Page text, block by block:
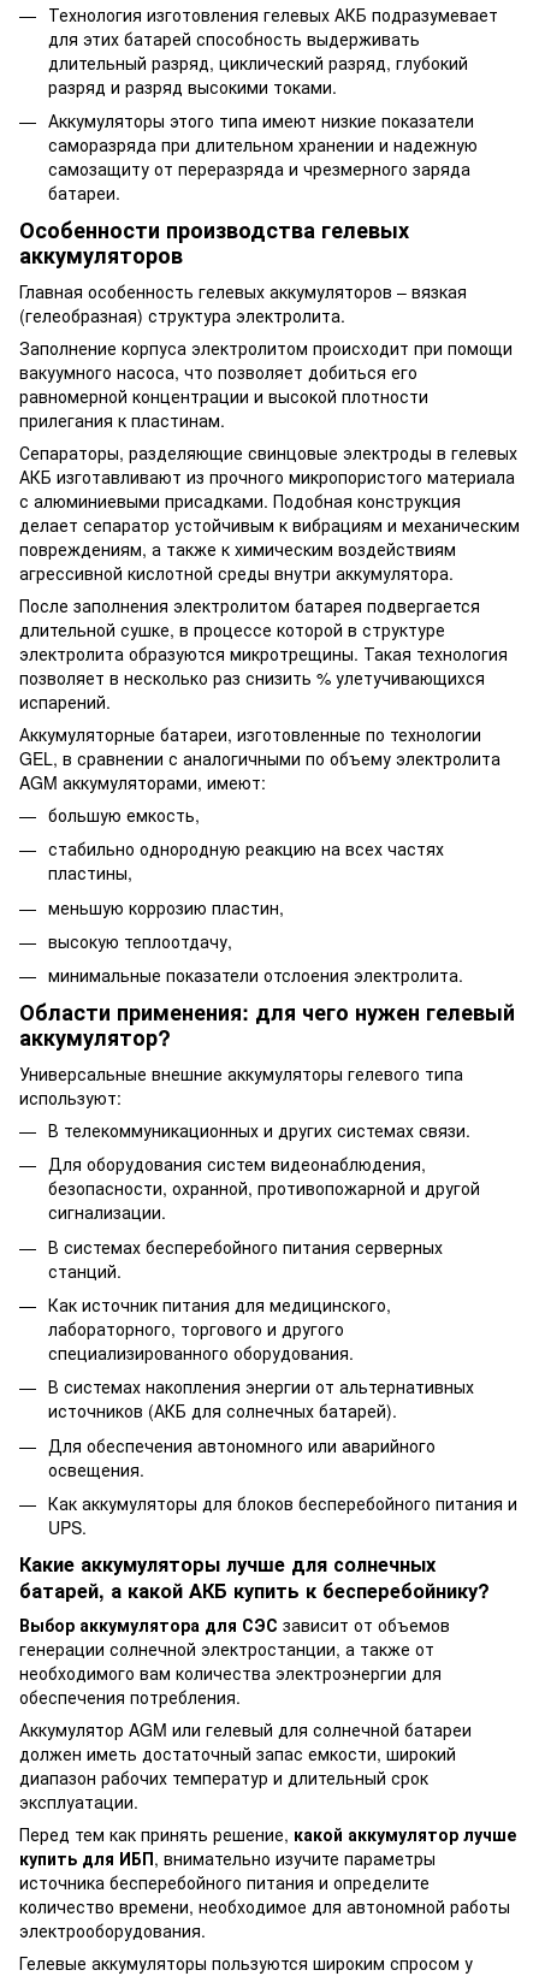
Технология изготовления гелевых АКБ подразумевает
для этих батарей способность выдерживать
длительный разряд, циклический разряд, глубокий
разряд и разряд высокими токами.
Аккумуляторы этого типа имеют низкие показатели
саморазряда при длительном хранении и надежную
самозащиту от переразряда и чрезмерного заряда
батареи.
Особенности производства гелевых
аккумуляторов
Главная особенность гелевых аккумуляторов – вязкая
(гелеобразная) структура электролита.
Заполнение корпуса электролитом происходит при помощи
вакуумного насоса, что позволяет добиться его
равномерной концентрации и высокой плотности
прилегания к пластинам.
Сепараторы, разделяющие свинцовые электроды в гелевых
АКБ изготавливают из прочного микропористого материала
с алюминиевыми присадками. Подобная конструкция
делает сепаратор устойчивым к вибрациям и механическим
повреждениям, а также к химическим воздействиям
агрессивной кислотной среды внутри аккумулятора.
После заполнения электролитом батарея подвергается
длительной сушке, в процессе которой в структуре
электролита образуются микротрещины. Такая технология
позволяет в несколько раз снизить % улетучивающихся
испарений.
Аккумуляторные батареи, изготовленные по технологии
GEL, в сравнении с аналогичными по объему электролита
AGM аккумуляторами, имеют:
большую емкость,
стабильно однородную реакцию на всех частях
пластины,
меньшую коррозию пластин,
высокую теплоотдачу,
минимальные показатели отслоения электролита.
Области применения: для чего нужен гелевый
аккумулятор?
Универсальные внешние аккумуляторы гелевого типа
используют:
В телекоммуникационных и других системах связи.
Для оборудования систем видеонаблюдения,
безопасности, охранной, противопожарной и другой
сигнализации.
В системах бесперебойного питания серверных
станций.
Как источник питания для медицинского,
лабораторного, торгового и другого
специализированного оборудования.
В системах накопления энергии от альтернативных
источников (АКБ для солнечных батарей).
Для обеспечения автономного или аварийного
освещения.
Как аккумуляторы для блоков бесперебойного питания и
UPS.
Какие аккумуляторы лучше для солнечных
батарей, а какой АКБ купить к бесперебойнику?
Выбор аккумулятора для СЭС зависит от объемов
генерации солнечной электростанции, а также от
необходимого вам количества электроэнергии для
обеспечения потребления.
Аккумулятор AGM или гелевый для солнечной батареи
должен иметь достаточный запас емкости, широкий
диапазон рабочих температур и длительный срок
эксплуатации.
Перед тем как принять решение, какой аккумулятор лучше
купить для ИБП, внимательно изучите параметры
источника бесперебойного питания и определите
количество времени, необходимое для автономной работы
электрооборудования.
Гелевые аккумуляторы пользуются широким спросом у